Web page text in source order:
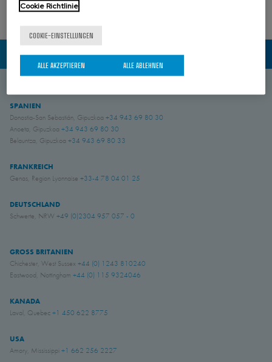
KONTAKT
SPANIEN
Donostia-San Sebastián, Gipuzkoa +34 943 69 80 30
Anoeta, Gipuzkoa +34 943 69 80 30
Belauntza, Gipuzkoa +34 943 69 80 33
FRANKREICH
Genas, Region Lyonnaise +33-4 78 04 01 25
DEUTSCHLAND
Schwerte, NRW +49 (0)2304 957 057 - 0
GROSS BRITANIEN
Chichester, West Sussex +44 (0) 1243 810240
Eastwood, Nottingham +44 (0) 115 9324046
KANADA
Laval, Quebec+1 450 622 8775
USA
Amory, Mississippi +1 662 256 2227
Cookie Richtlinie
COOKIE-EINSTELLUNGEN
ALLE ABLEHNEN
ALLE AKZEPTIEREN